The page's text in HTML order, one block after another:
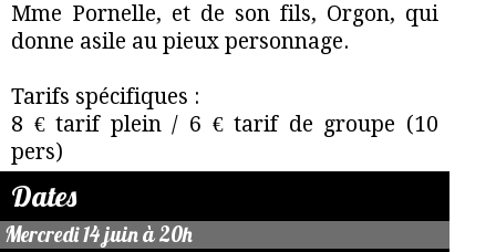
Mme Pornelle, et de son fils, Orgon, qui
donne asile au pieux personnage.
Tarifs spécifiques :
8 € tarif plein / 6 € tarif de groupe (10
pers)
Dates
Mercredi 14 juin à 20h